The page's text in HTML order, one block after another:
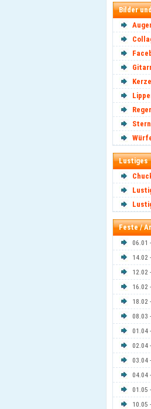
Bilder
Lustiges
Feste /
06.01 -
14.02 -
12.02 -
16.02 -
18.02 -
08.03 -
01.04 -
02.04 -
03.04 -
04.04 -
01.05 -
10.05 -